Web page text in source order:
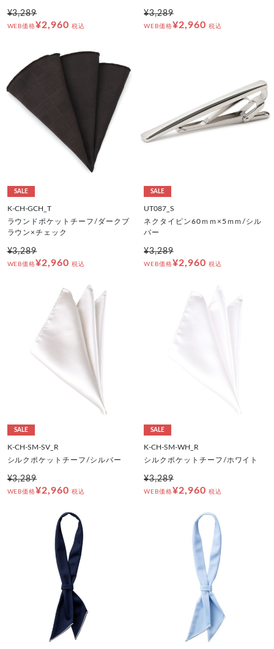
¥3,289
WEB価格¥2,960 税込
¥3,289
WEB価格¥2,960 税込
SALE
K-CH-GCH_T
ラウンドポケットチーフ/ダークブ
ラウン×チェック
¥3,289
WEB価格¥2,960 税込
SALE
UT087_S
ネクタイピン60ｍｍ×5ｍｍ/シル
バー
¥3,289
WEB価格¥2,960 税込
SALE
K-CH-SM-SV_R
シルクポケットチーフ/シルバー
¥3,289
WEB価格¥2,960 税込
SALE
K-CH-SM-WH_R
シルクポケットチーフ/ホワイト
¥3,289
WEB価格¥2,960 税込